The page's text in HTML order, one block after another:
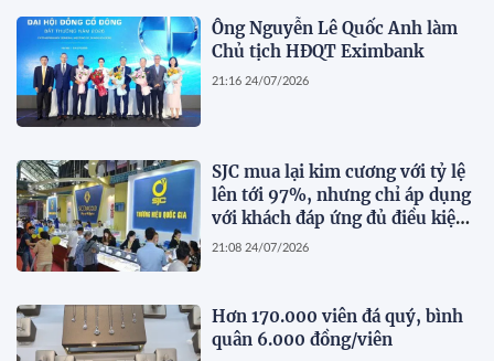
Ông Nguyễn Lê Quốc Anh làm
Chủ tịch HĐQT Eximbank
21:16 24/07/2026
SJC mua lại kim cương với tỷ lệ
lên tới 97%, nhưng chỉ áp dụng
với khách đáp ứng đủ điều kiện
này
21:08 24/07/2026
Hơn 170.000 viên đá quý, bình
quân 6.000 đồng/viên